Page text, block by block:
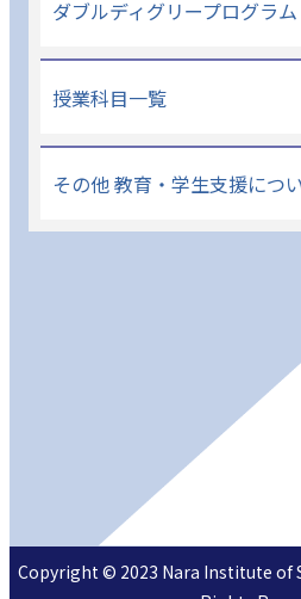
ダブルディグリープログラム
授業科目一覧
その他 教育・学生支援につ
Copyright © 2023 Nara Institute of